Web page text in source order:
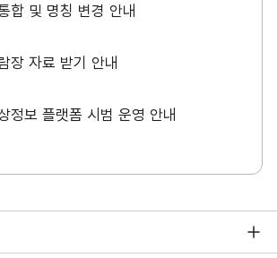
합 및 명칭 변경 안내
장 자료 받기 안내
정보 플랫폼 시범 운영 안내